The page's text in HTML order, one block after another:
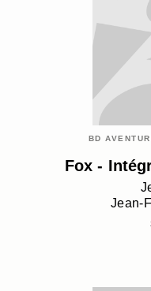
BD
Fox -
Jean-